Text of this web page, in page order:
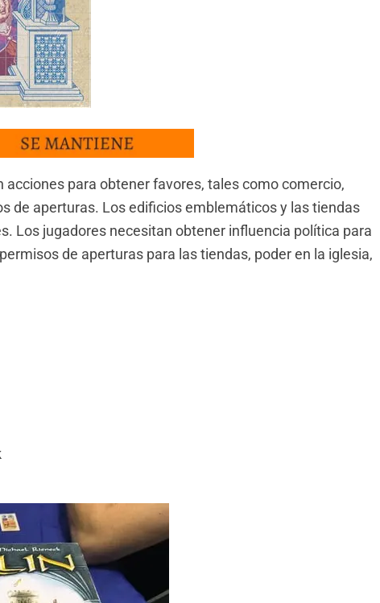
acciones para obtener favores, tales como comercio,
de aperturas. Los edificios emblemáticos y las tiendas
Los jugadores necesitan obtener influencia política para
de aperturas para las tiendas, poder en la iglesia,